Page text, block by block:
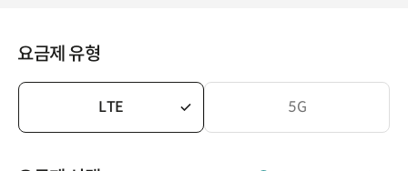
요금제 유형
LTE 5G